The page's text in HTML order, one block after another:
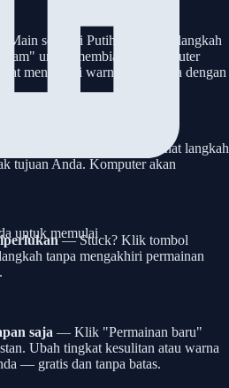
untuk memulai
sebagai Putih" untuk melangkah
untuk membiarkan komputer
mengganti warna kapan saja dengan
Klik pada bidak untuk melihat langkah
tujuan Anda. Komputer akan
— Stuck? Klik tombol
tanpa mengakhiri permainan
saja — Klik "Permainan baru"
Ubah tingkat kesulitan atau warna
— gratis dan tanpa batas.